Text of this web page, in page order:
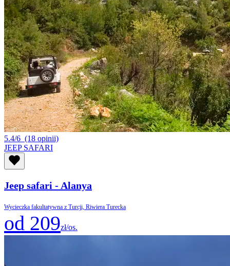
5.4/6 (18 opinii)
JEEP SAFARI
Jeep safari - Alanya
Wycieczka fakultatywna z Turcji, Riwiera Turecka
od 209zł/os.